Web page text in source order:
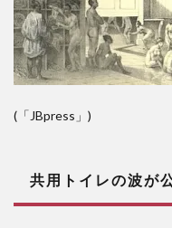
(「JBpress」)
共用トイレの波が